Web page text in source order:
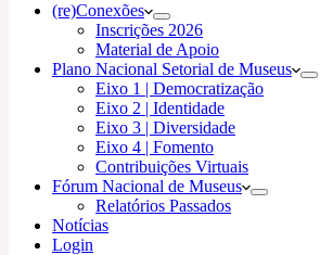
(re)Conexões
Inscrições 2026
Material de Apoio
Plano Nacional Setorial de Museus
Eixo 1 | Democratização
Eixo 2 | Identidade
Eixo 3 | Diversidade
Eixo 4 | Fomento
Contribuições Virtuais
Fórum Nacional de Museus
Relatórios Passados
Notícias
Login